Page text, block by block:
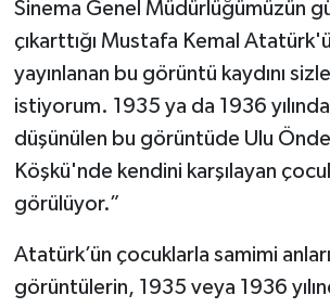
Sinema Genel Müdürlüğümüzün
çıkarttığı Mustafa Kemal
yayınlanan bu görüntü kaydını
istiyorum. 1935 ya da 1936
düşünülen bu görüntüde Ulu
Köşkü'nde kendini karşılayan
görülüyor.”
Atatürk’ün çocuklarla samimi
görüntülerin, 1935 veya 1936